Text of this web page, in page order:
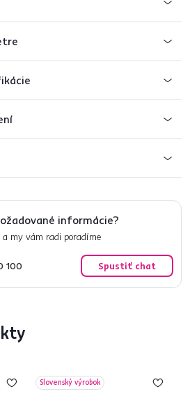
informácie?
my vám radi poradíme
100 Spustiť chat
Slovenský výrobok